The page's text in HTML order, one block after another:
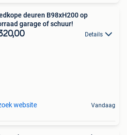
deuren B98xH200 op
garage of schuur!
Details
website Vandaag